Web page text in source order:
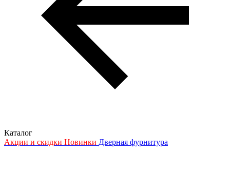
Каталог
Акции и скидки Новинки Дверная фурнитура